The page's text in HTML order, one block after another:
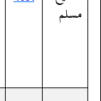
مسلم